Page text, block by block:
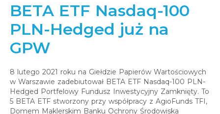
INFOPACK
KOMPENDIUM
O NAS
AKTUALNOŚCI
KONTAKT
BETA ETF Nasdaq-100
PLN-Hedged już na
GPW
8 lutego 2021 roku na Giełdzie Papierów Wartościowych
w Warszawie zadebiutował BETA ETF Nasdaq-100 PLN-
Hedged Portfelowy Fundusz Inwestycyjny Zamknięty. To
5 BETA ETF stworzony przy współpracy z AgioFunds TFI,
Domem Maklerskim Banku Ochrony Środowiska